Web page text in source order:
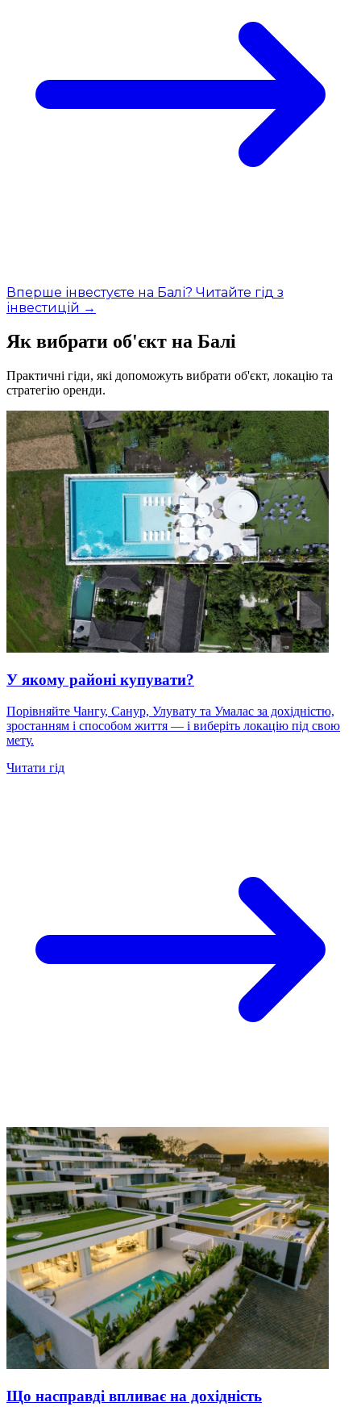
Вперше інвестуєте на Балі? Читайте гід з
інвестицій →
Як вибрати об'єкт на Балі
Практичні гіди, які допоможуть вибрати об'єкт, локацію та
стратегію оренди.
У якому районі купувати?
Порівняйте Чангу, Санур, Улувату та Умалас за дохідністю,
зростанням і способом життя — і виберіть локацію під свою
мету.
Читати гід
Що насправді впливає на дохідність